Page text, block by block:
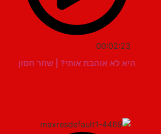
00:02:23
היא לא אוהבת אותי? | שחר חסון